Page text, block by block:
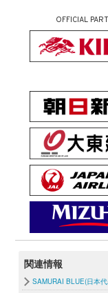
OFFICIAL
関連情報
SAMURAI BLUE(日本